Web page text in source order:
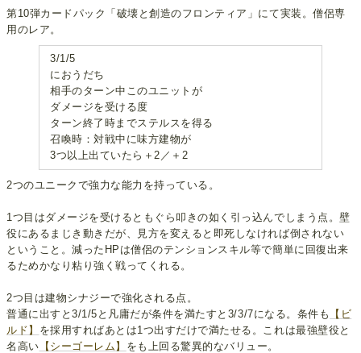
第10弾カードパック「破壊と創造のフロンティア」にて実装。僧侶専
用のレア。
3/1/5
におうだち
相手のターン中このユニットが
ダメージを受ける度
ターン終了時までステルスを得る
召喚時：対戦中に味方建物が
3つ以上出ていたら＋2／＋2
2つのユニークで強力な能力を持っている。
1つ目はダメージを受けるともぐら叩きの如く引っ込んでしまう点。壁
役にあるまじき動きだが、見方を変えると即死しなければ倒されない
ということ。減ったHPは僧侶のテンションスキル等で簡単に回復出来
るためかなり粘り強く戦ってくれる。
2つ目は建物シナジーで強化される点。
普通に出すと3/1/5と凡庸だが条件を満たすと3/3/7になる。条件も
【ビ
ルド】 を採用すればあとは1つ出すだけで満たせる。これは最強壁役と
名高い 【シーゴーレム】 をも上回る驚異的なバリュー。